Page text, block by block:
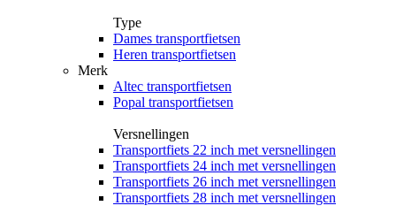
Type
Dames transportfietsen
Heren transportfietsen
Merk
Altec transportfietsen
Popal transportfietsen
Versnellingen
Transportfiets 22 inch met versnellingen
Transportfiets 24 inch met versnellingen
Transportfiets 26 inch met versnellingen
Transportfiets 28 inch met versnellingen